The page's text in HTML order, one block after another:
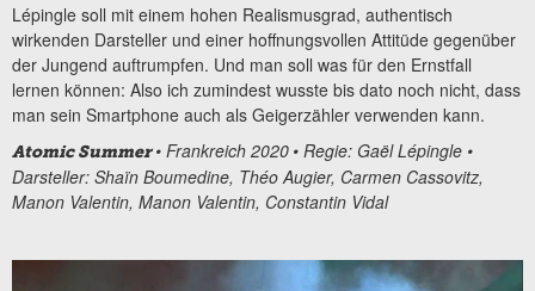
Lépingle soll mit einem hohen Realismusgrad, authentisch
wirkenden Darsteller und einer hoffnungsvollen Attitüde gegenüber
der Jungend auftrumpfen. Und man soll was für den Ernstfall
lernen können: Also ich zumindest wusste bis dato noch nicht, dass
man sein Smartphone auch als Geigerzähler verwenden kann.
Atomic Summer• Frankreich 2020 • Regie: Gaël Lépingle •
Darsteller: Shaïn Boumedine, Théo Augier, Carmen Cassovitz,
Manon Valentin, Manon Valentin, Constantin Vidal